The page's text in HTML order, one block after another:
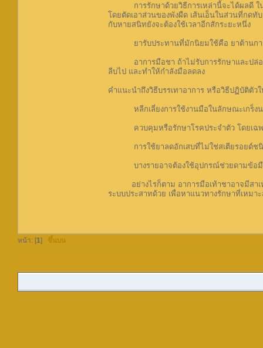
การรักษาด้วยวิธีการเหล่านี้จะได้ผลดี ในก
โดยตัดเอาส่วนของพังผืด เส้นเอ็นในส่วนที่กด
กับหายสนิทยังจะต้องใช้เวลาอีกสักระยะหนึ่ง
ยารับประทานที่มักนิยมใช้คือ ยาต้านการอั
อาการมือชา ถ้าไม่รับการรักษาและปล่อยทิ้
ลีบไป และทำให้กำลังมือลดลง
คำแนะนำถึงวิธีบรรเทาอาการ หรือวิธีปฏิบัติตัว
หลีกเลี่ยงการใช้งานมือในลักษณะเกร็งน
ควบคุมหรือรักษาโรคประจำตัว โดยเฉพา
การใช้ยาลดอักเสบที่ไม่ใช่สเตียรอยด์ชนิ
บางรายอาจต้องใช้อุปกรณ์ช่วยดามข้อมื
อย่างไรก็ตาม อาการมือเท้าชาอาจมีสาเห
ระบบประสาทด้วย เพื่อหาแนวทางรักษาที่เหมา
หน้า: [1] ขึ้นบน